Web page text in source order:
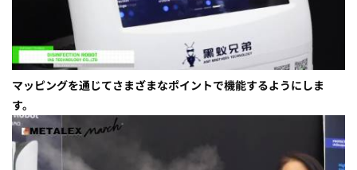
マッピングを通じてさまざまなポイントで機能するようにしま
す。